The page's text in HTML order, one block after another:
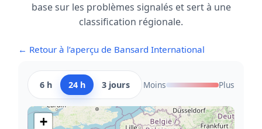
base sur les problèmes signalés et sert à une
classification régionale.
← Retour à l’aperçu de Bansard International
6 h 24 h 3 jours Moins Plus
+